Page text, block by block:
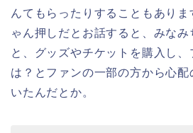
んてもらったりすることもあり
ゃん押しだとお話すると、みなみ
と、グッズやチケットを購入し
は？とファンの一部の方から心配
いたんだとか。